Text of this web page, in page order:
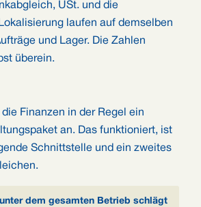
USt. und die
laufen auf demselben
und Lager. Die Zahlen
überein.
Finanzen in der Regel ein
an. Das funktioniert, ist
Schnittstelle und ein zweites
dem gesamten Betrieb schlägt